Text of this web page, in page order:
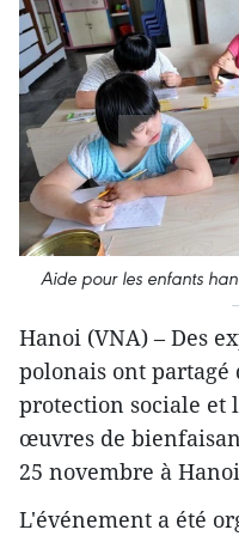
Aide pour les enfants
Hanoi (VNA) – Des
polonais ont partagé
protection sociale et
œuvres de
25 novembre à
L'événement a été